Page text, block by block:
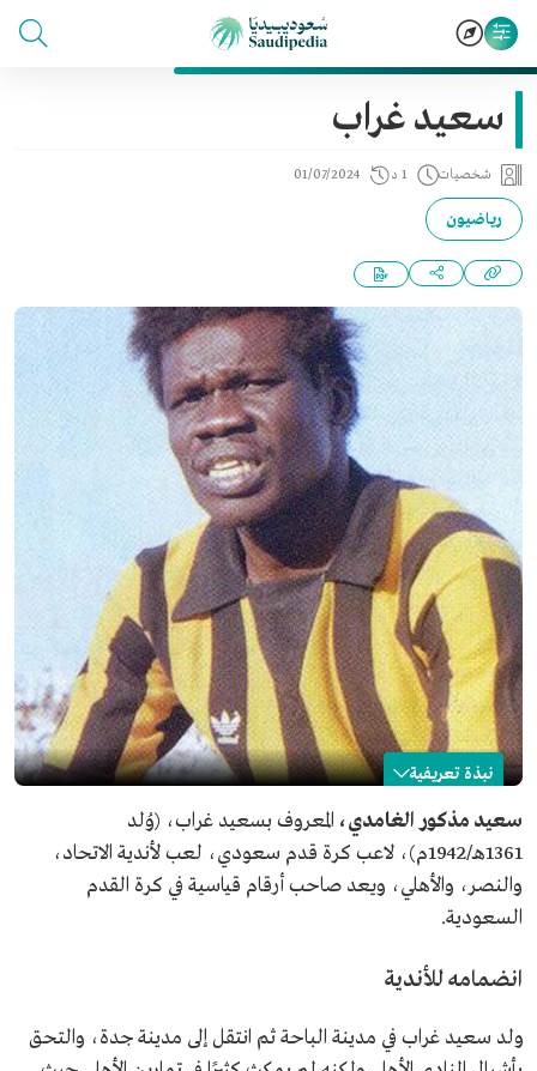
سعيد غراب
شخصيات 1 د 01/07/2024
رياضيون
نبذة تعريفية
سعيد غراب
الاسم
سعيد غراب.
اللقب
سعيد عقاب.
تاريخ الميلاد
سعيد مذكور الغامدي، المعروف بسعيد غراب، (وُلد
1361هـ/1942م)، لاعب كرة قدم سعودي، لعب لأندية الاتحاد،
والنصر، والأهلي، ويعد صاحب أرقام قياسية في كرة القدم
السعودية.
انضمامه للأندية
ولد سعيد غراب في مدينة الباحة ثم انتقل إلى مدينة جدة، والتحق